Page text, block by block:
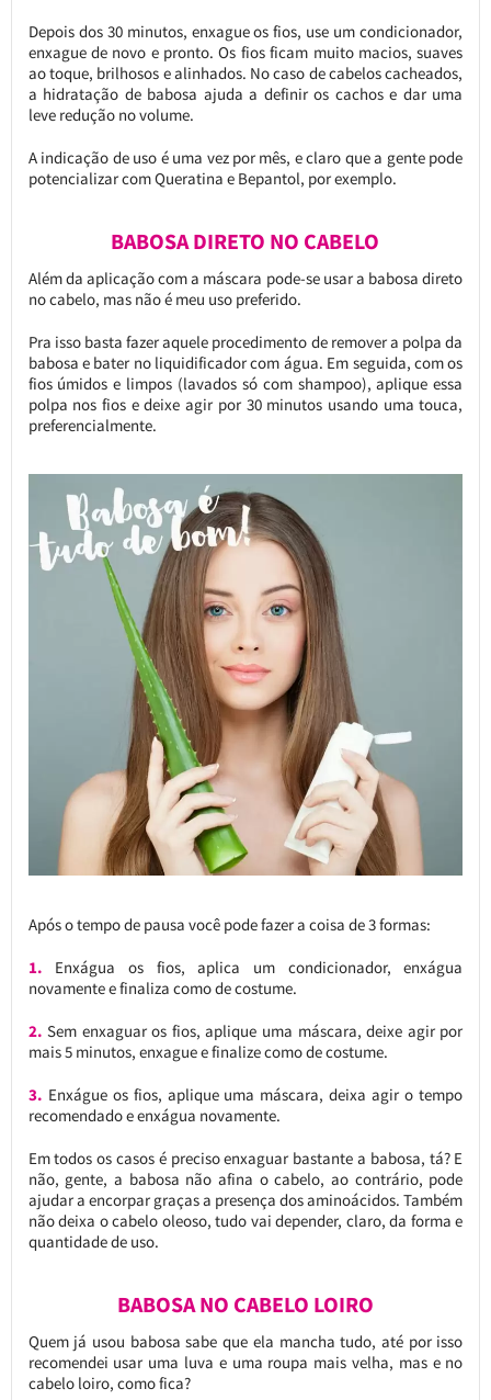
Depois dos 30 minutos, enxague os fios, use um condicionador,
enxague de novo e pronto. Os fios ficam muito macios, suaves
ao toque, brilhosos e alinhados. No caso de cabelos cacheados,
a hidratação de babosa ajuda a definir os cachos e dar uma
leve redução no volume.
A indicação de uso é uma vez por mês, e claro que a gente pode
potencializar com Queratina e Bepantol, por exemplo.
BABOSA DIRETO NO CABELO
Além da aplicação com a máscara pode-se usar a babosa direto
no cabelo, mas não é meu uso preferido.
Pra isso basta fazer aquele procedimento de remover a polpa da
babosa e bater no liquidificador com água. Em seguida, com os
fios úmidos e limpos (lavados só com shampoo), aplique essa
polpa nos fios e deixe agir por 30 minutos usando uma touca,
preferencialmente.
Após o tempo de pausa você pode fazer a coisa de 3 formas:
1. Enxágua os fios, aplica um condicionador, enxágua
novamente e finaliza como de costume.
2. Sem enxaguar os fios, aplique uma máscara, deixe agir por
mais 5 minutos, enxague e finalize como de costume.
3. Enxágue os fios, aplique uma máscara, deixa agir o tempo
recomendado e enxágua novamente.
Em todos os casos é preciso enxaguar bastante a babosa, tá? E
não, gente, a babosa não afina o cabelo, ao contrário, pode
ajudar a encorpar graças a presença dos aminoácidos. Também
não deixa o cabelo oleoso, tudo vai depender, claro, da forma e
quantidade de uso.
BABOSA NO CABELO LOIRO
Quem já usou babosa sabe que ela mancha tudo, até por isso
recomendei usar uma luva e uma roupa mais velha, mas e no
cabelo loiro, como fica?